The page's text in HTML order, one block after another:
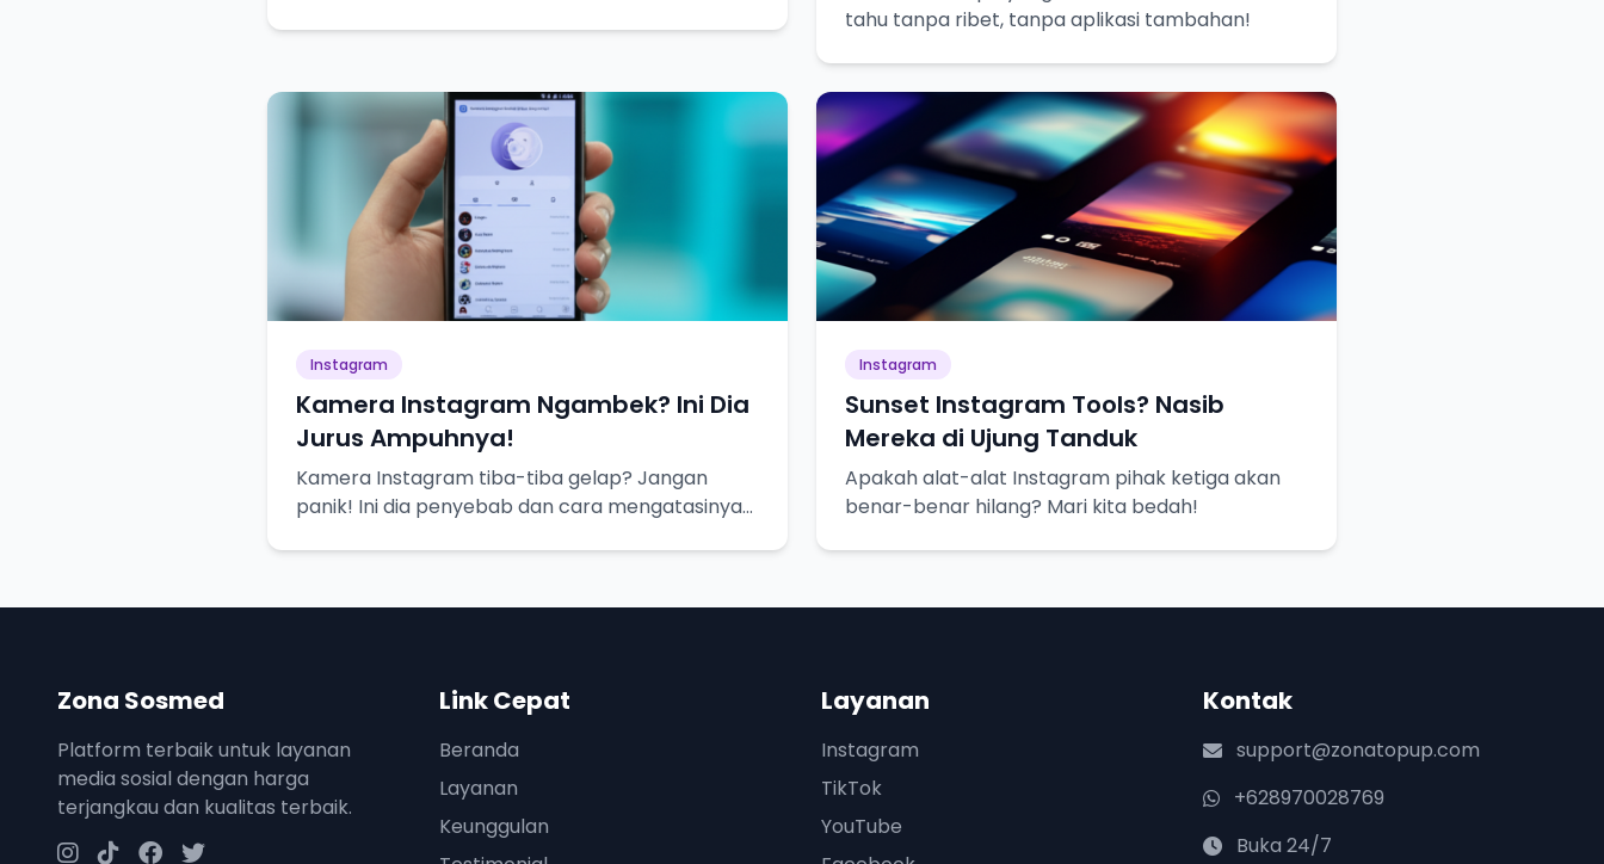
tahu tanpa ribet, tanpa aplikasi tambahan!
Instagram
Kamera Instagram Ngambek? Ini Dia
Jurus Ampuhnya!
Kamera Instagram tiba-tiba gelap? Jangan
panik! Ini dia penyebab dan cara mengatasinya
Instagram
Sunset Instagram Tools? Nasib
Mereka di Ujung Tanduk
Apakah alat-alat Instagram pihak ketiga akan
benar-benar hilang? Mari kita bedah!
Zona Sosmed
Platform terbaik untuk layanan
media sosial dengan harga
terjangkau dan kualitas terbaik.
Link Cepat
Beranda
Layanan
Keunggulan
Layanan
Instagram
TikTok
YouTube
Kontak
support@zonatopup.com
+628970028769
Buka 24/7